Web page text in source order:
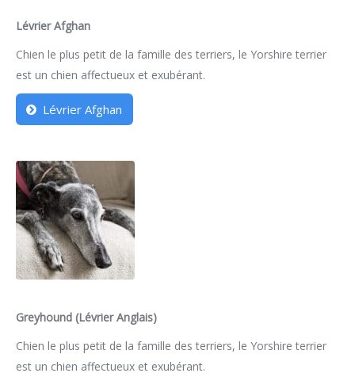
Lévrier Afghan
Chien le plus petit de la famille des terriers, le Yorshire terrier
est un chien affectueux et exubérant.
Lévrier Afghan
Greyhound (Lévrier Anglais)
Chien le plus petit de la famille des terriers, le Yorshire terrier
est un chien affectueux et exubérant.